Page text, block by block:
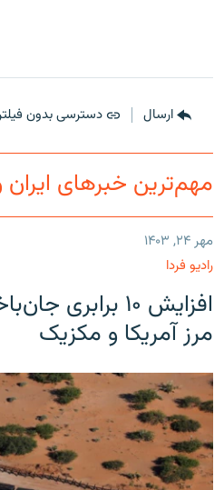
ارسال دسترسی بدون
مهم‌ترین خبرهای
مهر ۲۴, ۱۴۰۳
رادیو فردا
افزایش ۱۰
مرز آمریکا و مکزیک